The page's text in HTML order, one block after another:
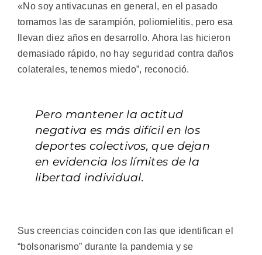
«No soy antivacunas en general, en el pasado
tomamos las de sarampión, poliomielitis, pero esa
llevan diez años en desarrollo. Ahora las hicieron
demasiado rápido, no hay seguridad contra daños
colaterales, tenemos miedo”, reconoció.
Pero mantener la actitud
negativa es más difícil en los
deportes colectivos, que dejan
en evidencia los límites de la
libertad individual.
Sus creencias coinciden con las que identifican el
“bolsonarismo” durante la pandemia y se